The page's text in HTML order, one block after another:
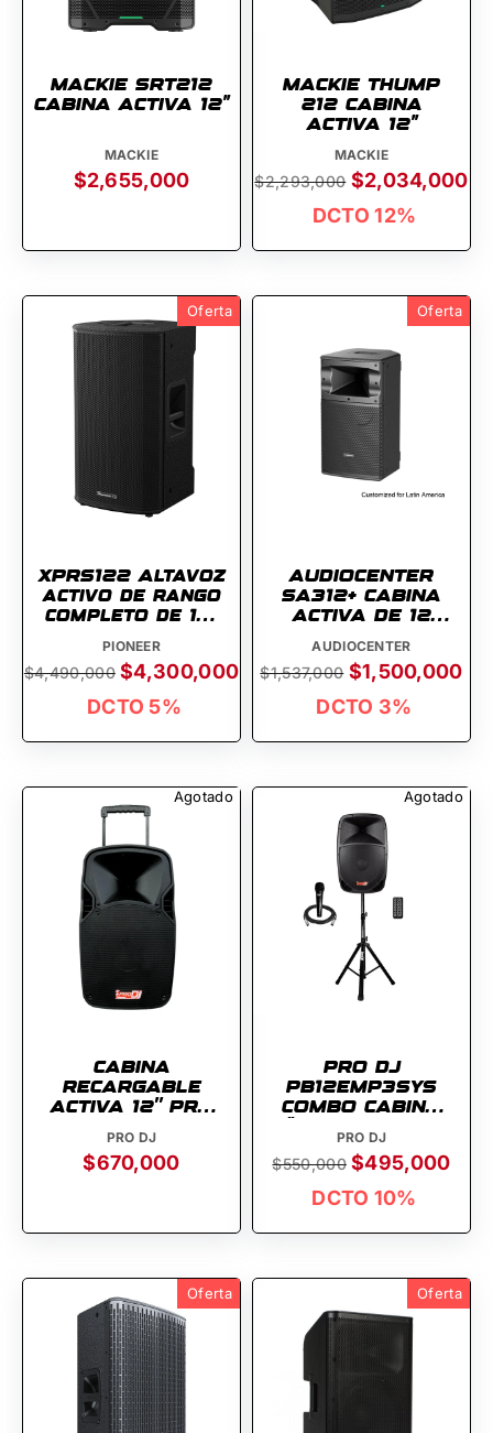
MACKIE SRT212
CABINA ACTIVA 12''
MACKIE
$2,655,000
MACKIE THUMP
212 CABINA
ACTIVA 12''
MACKIE
$2,293,000 $2,034,000
DCTO 12%
Oferta
XPRS122 Altavoz
activo de rango
completo de 12"
PIONEER
$4,490,000 $4,300,000
DCTO 5%
Oferta
AUDIOCENTER
SA312+ CABINA
ACTIVA DE 12
AUDIOCENTER
$1,537,000 $1,500,000
DCTO 3%
Agotado
CABINA
RECARGABLE
ACTIVA 12" PRO
145W RMS
PRO DJ
$670,000
Agotado
PRO DJ
PB12EMP3SYS
COMBO CABINA
PRO DJ
$550,000 $495,000
DCTO 10%
Oferta Oferta